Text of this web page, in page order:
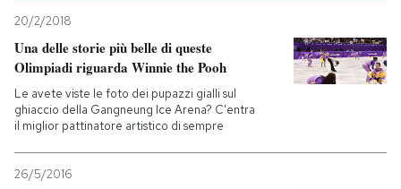
20/2/2018
Una delle storie più belle di queste
Olimpiadi riguarda Winnie the Pooh
Le avete viste le foto dei pupazzi gialli sul
ghiaccio della Gangneung Ice Arena? C'entra
il miglior pattinatore artistico di sempre
26/5/2016